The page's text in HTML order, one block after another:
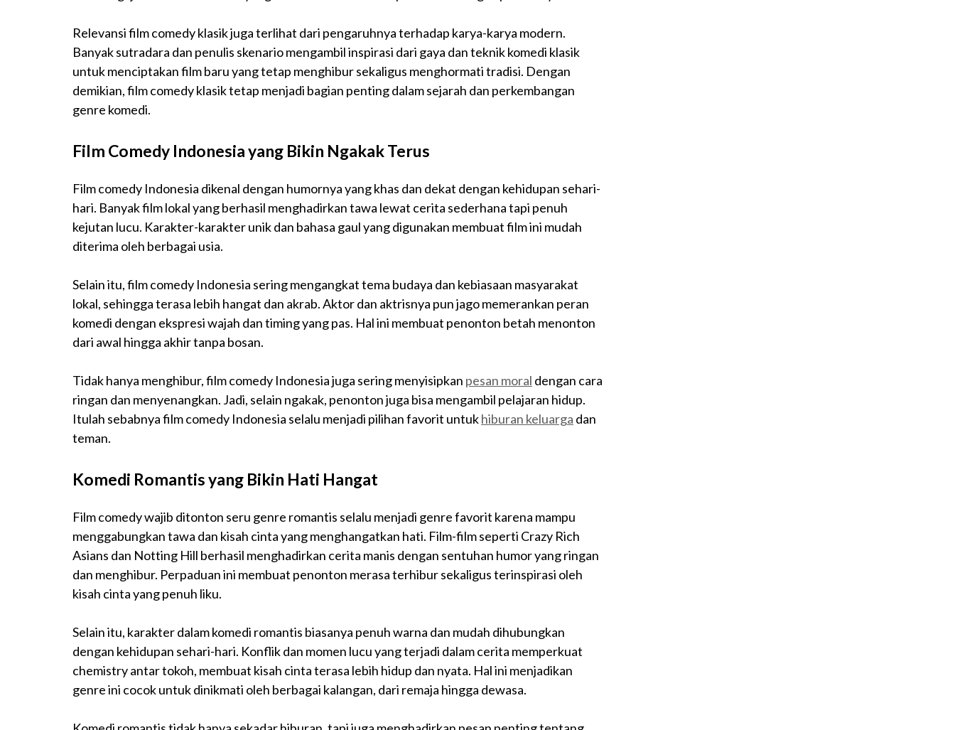
Relevansi film comedy klasik juga terlihat dari pengaruhnya terhadap karya-karya modern.
Banyak sutradara dan penulis skenario mengambil inspirasi dari gaya dan teknik komedi klasik
untuk menciptakan film baru yang tetap menghibur sekaligus menghormati tradisi. Dengan
demikian, film comedy klasik tetap menjadi bagian penting dalam sejarah dan perkembangan
genre komedi.
Film Comedy Indonesia yang Bikin Ngakak Terus
Film comedy Indonesia dikenal dengan humornya yang khas dan dekat dengan kehidupan sehari-
hari. Banyak film lokal yang berhasil menghadirkan tawa lewat cerita sederhana tapi penuh
kejutan lucu. Karakter-karakter unik dan bahasa gaul yang digunakan membuat film ini mudah
diterima oleh berbagai usia.
Selain itu, film comedy Indonesia sering mengangkat tema budaya dan kebiasaan masyarakat
lokal, sehingga terasa lebih hangat dan akrab. Aktor dan aktrisnya pun jago memerankan peran
komedi dengan ekspresi wajah dan timing yang pas. Hal ini membuat penonton betah menonton
dari awal hingga akhir tanpa bosan.
Tidak hanya menghibur, film comedy Indonesia juga sering menyisipkan pesan moral dengan cara
ringan dan menyenangkan. Jadi, selain ngakak, penonton juga bisa mengambil pelajaran hidup.
Itulah sebabnya film comedy Indonesia selalu menjadi pilihan favorit untukhiburan keluarga dan
teman.
Komedi Romantis yang Bikin Hati Hangat
Film comedywajib ditonton seru genre romantis selalu menjadi genre favorit karena mampu
menggabungkan tawa dan kisah cinta yang menghangatkan hati. Film-film seperti Crazy Rich
Asians dan Notting Hill berhasil menghadirkan cerita manis dengan sentuhan humor yang ringan
dan menghibur. Perpaduan ini membuat penonton merasa terhibur sekaligus terinspirasi oleh
kisah cinta yang penuh liku.
Selain itu, karakter dalam komedi romantis biasanya penuh warna dan mudah dihubungkan
dengan kehidupan sehari-hari. Konflik dan momen lucu yang terjadi dalam cerita memperkuat
chemistry antar tokoh, membuat kisah cinta terasa lebih hidup dan nyata. Hal ini menjadikan
genre ini cocok untuk dinikmati oleh berbagai kalangan, dari remaja hingga dewasa.